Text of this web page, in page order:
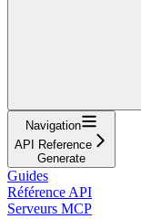
Navigation
API Reference
Generate
Guides
Référence API
Serveurs MCP